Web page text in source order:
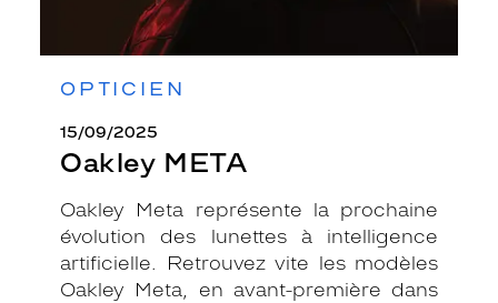
OPTICIEN
15/09/2025
Oakley META
Oakley Meta représente la prochaine
évolution des lunettes à intelligence
artificielle. Retrouvez vite les modèles
Oakley Meta, en avant-première dans